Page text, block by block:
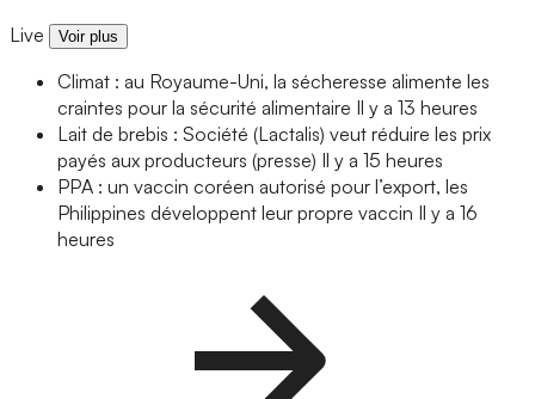
Live Voir plus
Climat : au Royaume-Uni, la sécheresse alimente les
craintes pour la sécurité alimentaire Il y a 13 heures
Lait de brebis : Société (Lactalis) veut réduire les prix
payés aux producteurs (presse) Il y a 15 heures
PPA : un vaccin coréen autorisé pour l’export, les
Philippines développent leur propre vaccin Il y a 16
heures